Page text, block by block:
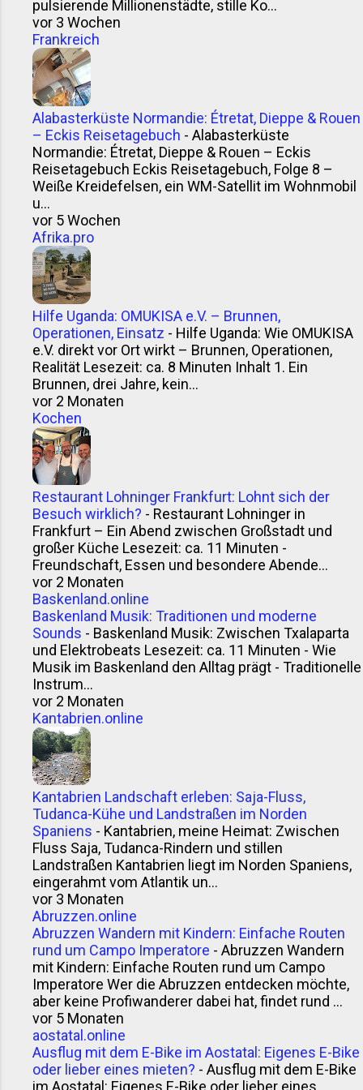
pulsierende Millionenstädte, stille Ko...
vor 3 Wochen
Frankreich
Alabasterküste Normandie: Étretat, Dieppe & Rouen
– Eckis Reisetagebuch - Alabasterküste
Normandie: Étretat, Dieppe & Rouen – Eckis
Reisetagebuch Eckis Reisetagebuch, Folge 8 –
Weiße Kreidefelsen, ein WM-Satellit im Wohnmobil
u...
vor 5 Wochen
Afrika.pro
Hilfe Uganda: OMUKISA e.V. – Brunnen,
Operationen, Einsatz - Hilfe Uganda: Wie OMUKISA
e.V. direkt vor Ort wirkt – Brunnen, Operationen,
Realität Lesezeit: ca. 8 Minuten Inhalt 1. Ein
Brunnen, drei Jahre, kein...
vor 2 Monaten
Kochen
Restaurant Lohninger Frankfurt: Lohnt sich der
Besuch wirklich? - Restaurant Lohninger in
Frankfurt – Ein Abend zwischen Großstadt und
großer Küche Lesezeit: ca. 11 Minuten -
Freundschaft, Essen und besondere Abende...
vor 2 Monaten
Baskenland.online
Baskenland Musik: Traditionen und moderne
Sounds - Baskenland Musik: Zwischen Txalaparta
und Elektrobeats Lesezeit: ca. 11 Minuten - Wie
Musik im Baskenland den Alltag prägt - Traditionelle
Instrum...
vor 2 Monaten
Kantabrien.online
Kantabrien Landschaft erleben: Saja-Fluss,
Tudanca-Kühe und Landstraßen im Norden
Spaniens - Kantabrien, meine Heimat: Zwischen
Fluss Saja, Tudanca-Rindern und stillen
Landstraßen Kantabrien liegt im Norden Spaniens,
eingerahmt vom Atlantik un...
vor 3 Monaten
Abruzzen.online
Abruzzen Wandern mit Kindern: Einfache Routen
rund um Campo Imperatore - Abruzzen Wandern
mit Kindern: Einfache Routen rund um Campo
Imperatore Wer die Abruzzen entdecken möchte,
aber keine Profiwanderer dabei hat, findet rund ...
vor 5 Monaten
aostatal.online
Ausflug mit dem E-Bike im Aostatal: Eigenes E-Bike
oder lieber eines mieten? - Ausflug mit dem E-Bike
im Aostatal: Eigenes E-Bike oder lieber eines